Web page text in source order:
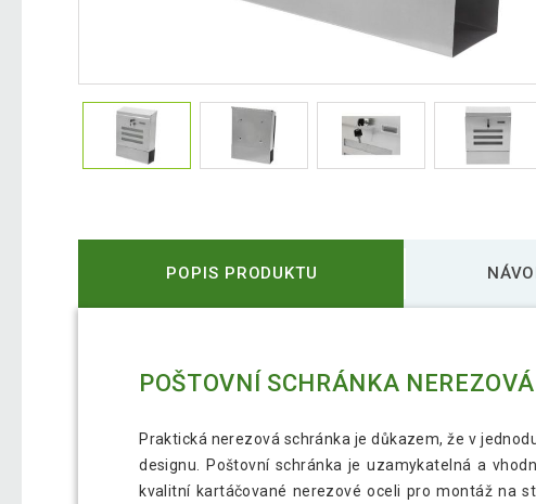
POPIS PRODUKTU
POŠTOVNÍ SCHRÁNKA NEREZOVÁ
Praktická nerezová schránka je důkazem, že v
designu. Poštovní schránka je uzamykatelná a
kvalitní kartáčované nerezové oceli pro montáž na